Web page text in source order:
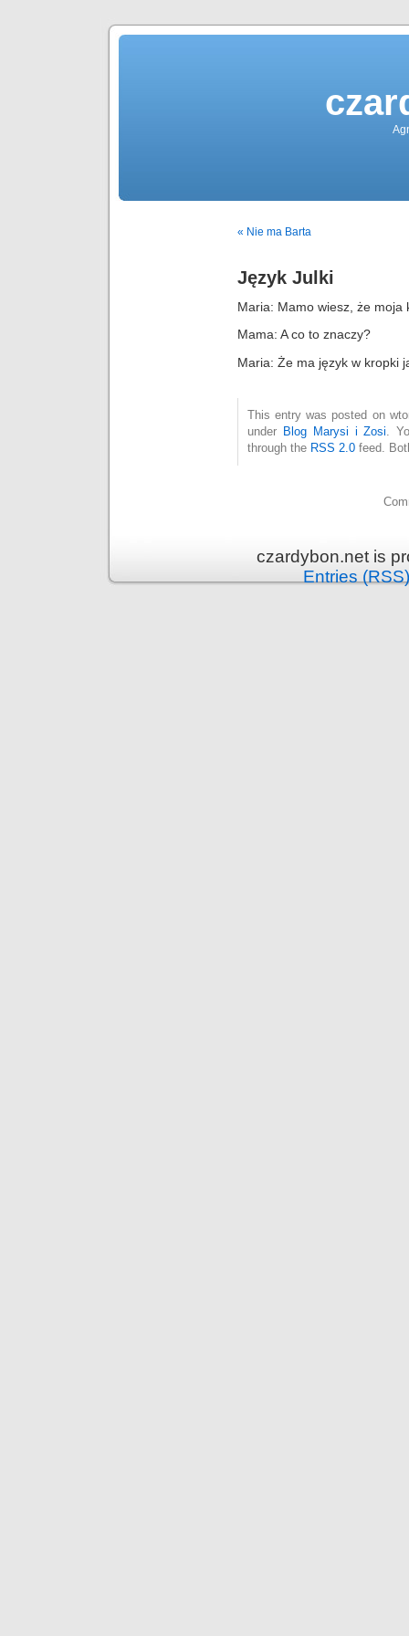
« Nie ma Barta
Język Julki
Maria: Mamo wiesz, że moja
Mama: A co to znaczy?
Maria: Że ma język w kropki
This entry was posted on
under Blog Marysi i Zosi .
through the RSS 2.0 feed.
czardybon.net is
Entries (RSS)